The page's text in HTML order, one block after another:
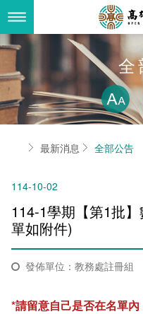
到
要
內最新消息
全部公告
教務公告
學系公告
行政公告
活動研習
招標徵才
關於本校
空大簡介
立案證明
空大校史
空大有利的學習條件
組織架構
本校位置
空大校刊
資訊圖像化專區
校內分機(pdf)
行政單位
行政單位簡介
我們的校長
校長室
教務處註冊組
學術單位
學術單位簡介
通識教育中心
工商管理學系
主題網站
其他好站
國內外開放課程
校務資訊
招生資訊
全
首頁最新消息 全部公告
114-10-02
114-1學期【第1批
單如附件)​
發佈單位：教務處註冊組
*請留意自己是否在名單